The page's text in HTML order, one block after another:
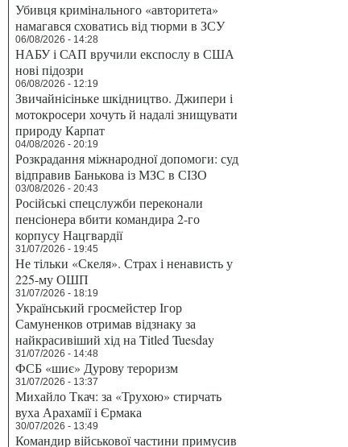
Убивця кримінального «авторитета»
намагався сховатись від тюрми в ЗСУ
06/08/2026 - 14:28
НАБУ і САП вручили експослу в США
нові підозри
06/08/2026 - 12:19
Звичайнісіньке шкідництво. Джипери і
мотокросери хочуть й надалі знищувати
природу Карпат
04/08/2026 - 20:19
Розкрадання міжнародної допомоги: суд
відправив Банькова із МЗС в СІЗО
03/08/2026 - 20:43
Російські спецслужби переконали
пенсіонера вбити командира 2-го
корпусу Нацгвардії
31/07/2026 - 19:45
Не тільки «Скеля». Страх і ненависть у
225-му ОШП
31/07/2026 - 18:19
Український гросмейстер Ігор
Самуненков отримав відзнаку за
найкрасивіший хід на Titled Tuesday
31/07/2026 - 14:48
ФСБ «шиє» Дурову тероризм
31/07/2026 - 13:37
Михайло Ткач: за «Трухою» стирчать
вуха Арахамії і Єрмака
30/07/2026 - 13:49
Командир військової частини примусив